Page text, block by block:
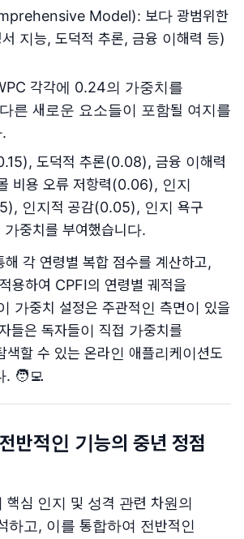
Model): 보다 광범위한
지능, 도덕적 추론, 금융 이해력 등)
각각에 0.24의 가중치를
른 새로운 요소들이 포함될 여지를
도덕적 추론(0.08), 금융 이해력
비용 오류 저항력(0.06), 인지
인지적 공감(0.05), 인지 욕구
중치를 부여했습니다.
해 각 연령별 복합 점수를 계산하고,
용하여 CPFI의 연령별 궤적을
가중치 설정은 주관적인 측면이 있을
들은 독자들이 직접 가중치를
색할 수 있는 온라인 애플리케이션도
. 🧑‍💻
반적인 기능의 중년 정점
심 인지 및 성격 관련 차원의
하고, 이를 통합하여 전반적인